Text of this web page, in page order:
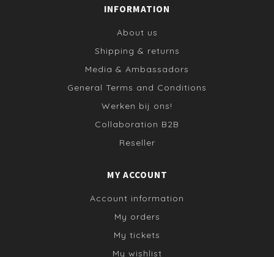
INFORMATION
About us
Shipping & returns
Media & Ambassadors
General Terms and Conditions
Werken bij ons!
Collaboration B2B
Reseller
MY ACCOUNT
Account information
My orders
My tickets
My wishlist